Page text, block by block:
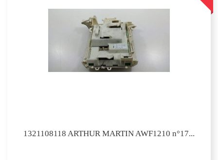
1321108118 ARTHUR MARTIN AWF1210 n°17...